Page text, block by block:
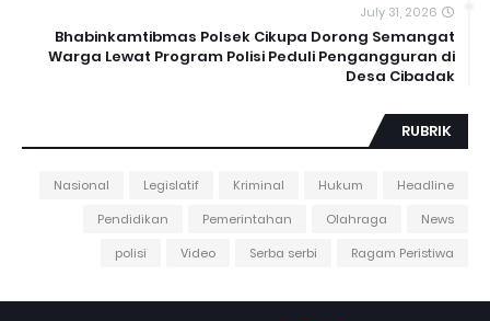
July 31, 2026
Bhabinkamtibmas Polsek Cikupa Dorong Semangat
Warga Lewat Program Polisi Peduli Pengangguran di
Desa Cibadak
RUBRIK
Headline
Hukum
Kriminal
Legislatif
Nasional
News
Olahraga
Pemerintahan
Pendidikan
Ragam Peristiwa
Serba serbi
Video
polisi